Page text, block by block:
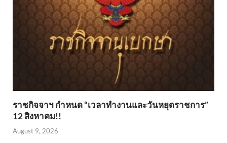
ราชกิจจาฯ กำหนด “เวลาทำงานและวันหยุดราชการ”
12 สิงหาคม!!
August 9, 2026